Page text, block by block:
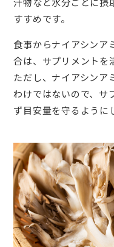
すすめです。
食事からナイアシンア
合は、サプリメントを
ただし、ナイアシンア
わけではないので、サ
ず目安量を守るように